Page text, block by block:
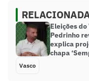
Eleições do
Pedrinho
explica
chapa
Vasco